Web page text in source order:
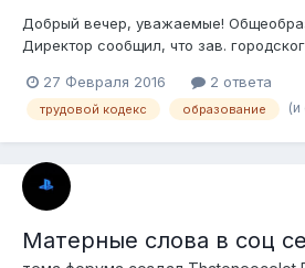
Добрый вечер, уважаемые!
Директор сообщил, что зав.
среди прочего указан пункт о том, что
работать 40 ч. в неделю вне
27 Февраля 2016 2 ответа
трудовой кодекс образование (и
Матерные слова в соц